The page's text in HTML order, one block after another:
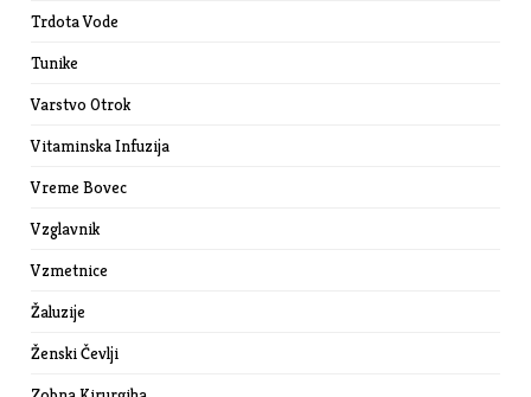
Trdota Vode
Tunike
Varstvo Otrok
Vitaminska Infuzija
Vreme Bovec
Vzglavnik
Vzmetnice
Žaluzije
Ženski Čevlji